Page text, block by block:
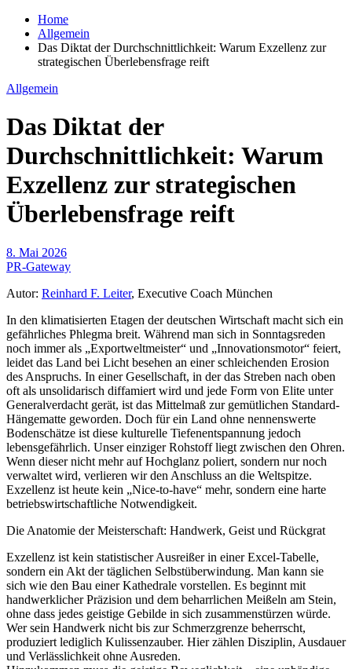
Home
Allgemein
Das Diktat der Durchschnittlichkeit: Warum Exzellenz zur
strategischen Überlebensfrage reift
Allgemein
Das Diktat der
Durchschnittlichkeit: Warum
Exzellenz zur strategischen
Überlebensfrage reift
8. Mai 2026
PR-Gateway
Autor: Reinhard F. Leiter, Executive Coach München
In den klimatisierten Etagen der deutschen Wirtschaft macht sich ein
gefährliches Phlegma breit. Während man sich in Sonntagsreden
noch immer als „Exportweltmeister“ und „Innovationsmotor“ feiert,
leidet das Land bei Licht besehen an einer schleichenden Erosion
des Anspruchs. In einer Gesellschaft, in der das Streben nach oben
oft als unsolidarisch diffamiert wird und jede Form von Elite unter
Generalverdacht gerät, ist das Mittelmaß zur gemütlichen Standard-
Hängematte geworden. Doch für ein Land ohne nennenswerte
Bodenschätze ist diese kulturelle Tiefenentspannung jedoch
lebensgefährlich. Unser einziger Rohstoff liegt zwischen den Ohren.
Wenn dieser nicht mehr auf Hochglanz poliert, sondern nur noch
verwaltet wird, verlieren wir den Anschluss an die Weltspitze.
Exzellenz ist heute kein „Nice-to-have“ mehr, sondern eine harte
betriebswirtschaftliche Notwendigkeit.
Die Anatomie der Meisterschaft: Handwerk, Geist und Rückgrat
Exzellenz ist kein statistischer Ausreißer in einer Excel-Tabelle,
sondern ein Akt der täglichen Selbstüberwindung. Man kann sie
sich wie den Bau einer Kathedrale vorstellen. Es beginnt mit
handwerklicher Präzision und dem beharrlichen Meißeln am Stein,
ohne dass jedes geistige Gebilde in sich zusammenstürzen würde.
Wer sein Handwerk nicht bis zur Schmerzgrenze beherrscht,
produziert lediglich Kulissenzauber. Hier zählen Disziplin, Ausdauer
und Verlässlichkeit ohne Ausreden.